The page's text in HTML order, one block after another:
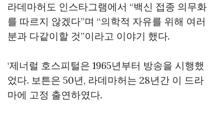
라데마허도 인스타그램에서 “백신 접종 의무화
를 따르지 않겠다”며 “의학적 자유를 위해 여러
분과 다같이할 것”이라고 이야기 했다.
‘제너럴 호스피털은 1965년부터 방송을 시행했
었다. 보튼은 50년, 라데마허는 28년간 이 드라
마에 고정 출연하였다.